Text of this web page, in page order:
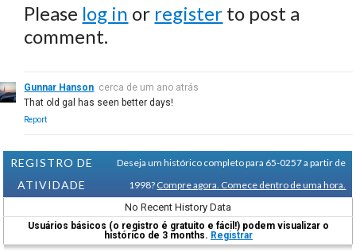
Please log in or register to post a
comment.
Gunnar Hanson cerca de um ano atrás
That old gal has seen better days!
Report
REGISTRO DE
ATIVIDADE
Deseja um histórico completo para 65-0257 a partir de
1998? Compre agora. Comece dentro de uma hora.
No Recent History Data
Usuários básicos (o registro é gratuito e fácil!) podem visualizar o
histórico de 3 months. Registrar